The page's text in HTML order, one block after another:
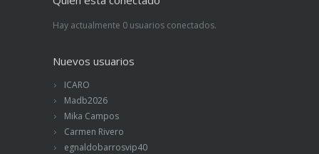
Hay actualmente 0 usuarios conectados.
Nuevos usuarios
ICARO
Madb2026
Mika Campos
Carmen Rivero
egnaldobarrosvip40